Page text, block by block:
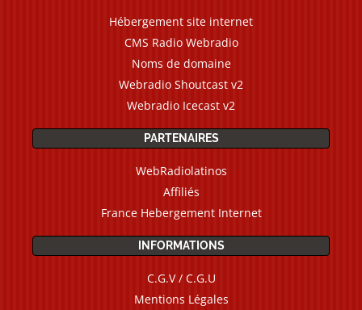
Hébergement site internet
CMS Radio Webradio
Noms de domaine
Webradio Shoutcast v2
Webradio Icecast v2
PARTENAIRES
WebRadiolatinos
Affiliés
France Hebergement Internet
INFORMATIONS
C.G.V / C.G.U
Mentions Légales